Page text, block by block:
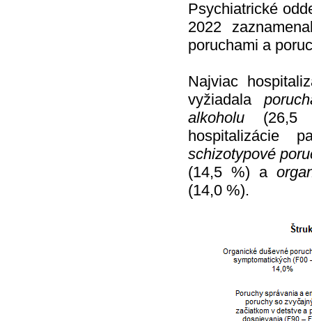
Psychiatrické
2022
poruchami a
Najviac
vyžiadala
alkoholu(26,5
hospitalizácie
schizotypové
(14,5 %) a
(14,0 %).